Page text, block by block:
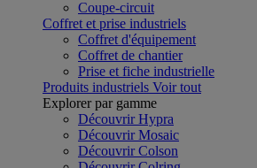
Coupe-circuit
Coffret et prise industriels
Coffret d'équipement
Coffret de chantier
Prise et fiche industrielle
Produits industriels Voir tout
Explorer par gamme
Découvrir Hypra
Découvrir Mosaic
Découvrir Colson